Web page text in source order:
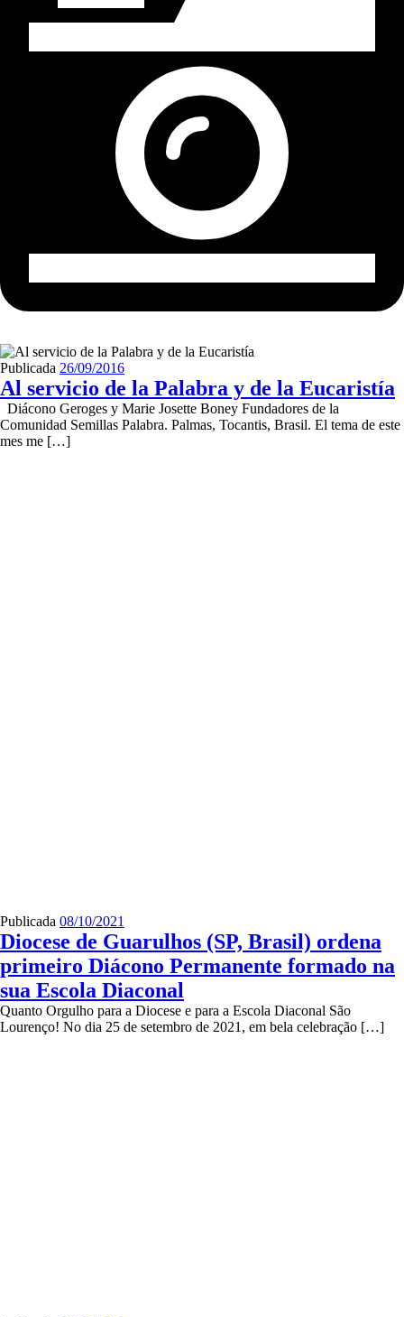
Publicada 26/09/2016
Al servicio de la Palabra y de la Eucaristía
Diácono Geroges y Marie Josette Boney Fundadores de la
Comunidad Semillas Palabra. Palmas, Tocantis, Brasil. El tema de este
mes me […]
Publicada 08/10/2021
Diocese de Guarulhos (SP, Brasil) ordena
primeiro Diácono Permanente formado na
sua Escola Diaconal
Quanto Orgulho para a Diocese e para a Escola Diaconal São
Lourenço! No dia 25 de setembro de 2021, em bela celebração […]